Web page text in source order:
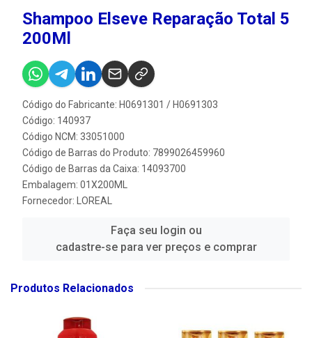
Shampoo Elseve Reparação Total 5
200Ml
Código do Fabricante: H0691301 / H0691303
Código: 140937
Código NCM: 33051000
Código de Barras do Produto: 7899026459960
Código de Barras da Caixa: 14093700
Embalagem: 01X200ML
Fornecedor:
LOREAL
Faça seu login ou
cadastre-se para ver preços e comprar
Produtos Relacionados